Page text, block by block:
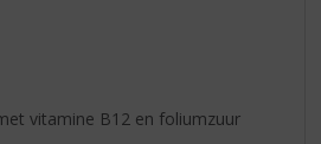
vitamine B12 en foliumzuur